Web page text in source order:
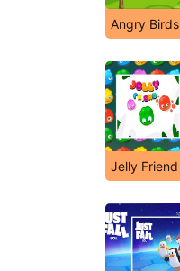
Angry Birds
Jelly Friend